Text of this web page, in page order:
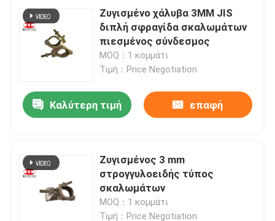
Ζυγισμένο χάλυβα 3MM JIS
διπλή σφραγίδα σκαλωμάτων
πιεσμένος σύνδεσμος
MOQ：1 κομμάτι
Τιμή：Price Negotiation
Καλύτερη τιμή επαφή
Ζυγισμένος 3 mm
στρογγυλοειδής τύπος
σκαλωμάτων
MOQ：1 κομμάτι
Τιμή：Price Negotiation